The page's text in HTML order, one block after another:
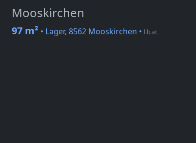
Mooskirchen
97 m² • Lager, 8562 Mooskirchen • lib.at